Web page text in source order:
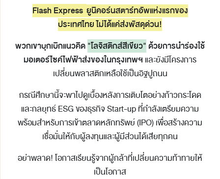
Flash Express ยูนิคอร์นสตาร์ทอัพแห่งแรกของ
ประเทศไทยไม่ได้แค่ส่งพัสดุด่วน!
พวกเขาบุกเบิกแนวคิด"โลจิสติกส์สีเขียว"ด้วยการนำร่องใช้
มอเตอร์ไซค์ไฟฟ้าส่งของในกรุงเทพฯ และยังมีโครงการ
เปลี่ยนพลาสติกเหลือใช้เป็นอิฐปูถนน
กรณีศึกษานี้จะพาไปดูเบื้องหลังการเติบโตอย่างก้าวกระโดด
และกลยุทธ์ESGของธุรกิจ Start-up ที่กำลังเตรียมความ
พร้อมสำหรับการเข้าตลาดหลักทรัพย์(IPO)เพื่อสร้างความ
เชื่อมั่นให้กับผู้ลงทุนและผู้มีส่วนได้เสียทุกคน
อย่าพลาด!โอกาสเรียนรู้จากผู้กล้าที่เปลี่ยนความท้าทายให้
เป็นโอกาส